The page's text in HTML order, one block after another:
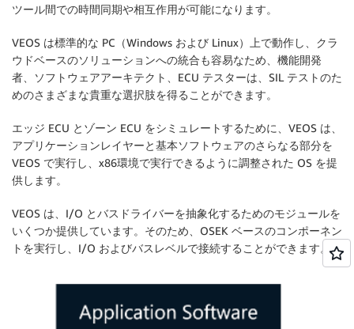
ツール間での時間同期や相互作用が可能になります。
VEOS は標準的な PC（Windows および Linux）上で動作し、クラ
ウドベースのソリューションへの統合も容易なため、機能開発
者、ソフトウェアアーキテクト、ECU テスターは、SIL テストのた
めのさまざまな貴重な選択肢を得ることができます。
エッジ ECU とゾーン ECU をシミュレートするために、VEOS は、
アプリケーションレイヤーと基本ソフトウェアのさらなる部分を
VEOS で実行し、x86環境で実行できるように調整された OS を提
供します。
VEOS は、I/O とバスドライバーを抽象化するためのモジュールを
いくつか提供しています。そのため、OSEK ベースのコンポーネン
トを実行し、I/O およびバスレベルで接続することができます。